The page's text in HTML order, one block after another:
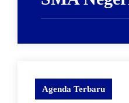
Agenda Terbaru